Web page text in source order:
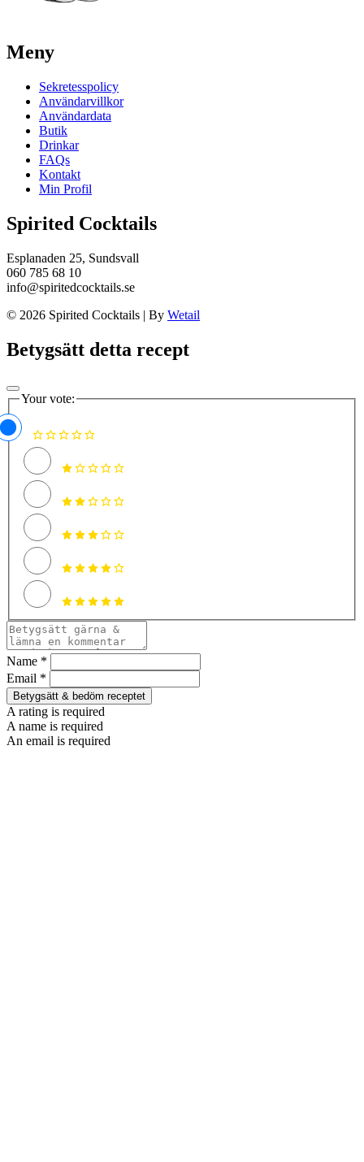
Meny
Sekretesspolicy
Användarvillkor
Användardata
Butik
Drinkar
FAQs
Kontakt
Min Profil
Spirited Cocktails
Esplanaden 25, Sundsvall
060 785 68 10
info@spiritedcocktails.se
© 2026 Spirited Cocktails | By Wetail
Betygsätt detta recept
Your vote:
Name *
Email *
Betygsätt & bedöm receptet
A rating is required
A name is required
An email is required